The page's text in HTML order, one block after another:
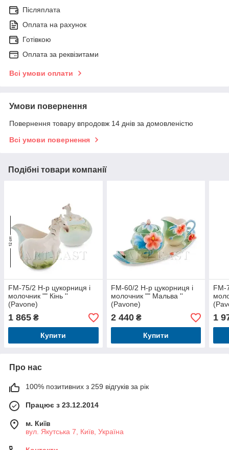
Післяплата
Оплата на рахунок
Готівкою
Оплата за реквізитами
Всі умови оплати
Умови повернення
Повернення товару впродовж 14 днів за домовленістю
Всі умови повернення
Подібні товари компанії
FM-75/2 Н-р цукорниця і
молочник "" Кінь ''
(Pavone)
1 865 ₴
Купити
FM-60/2 Н-р цукорниця і
молочник "" Мальва ''
(Pavone)
2 440₴
Купити
FM-
1
Про нас
100% позитивних з 259 відгуків за рік
Працює з 23.12.2014
м. Київ
вул. Якутська 7, Київ, Україна